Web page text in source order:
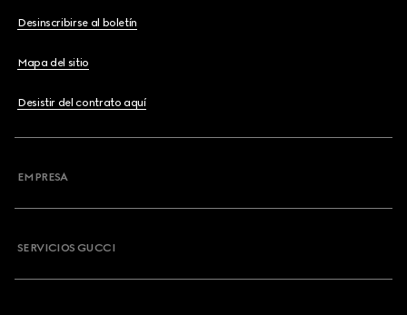
Desinscribirse al boletín
Mapa del sitio
Desistir del contrato aquí
EMPRESA
SERVICIOS GUCCI